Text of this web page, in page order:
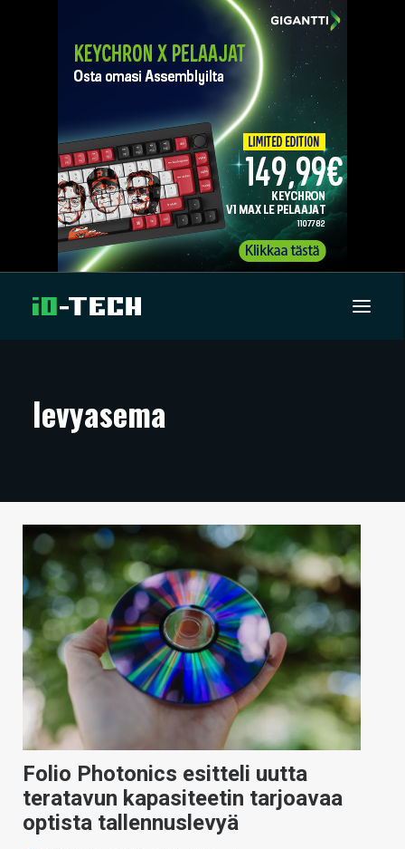
ARTIKKELIT
TECHBBS
TIETOA
HINTA.FI
KAUPPA
VAIHDA TEEMA
HAKU
levyasema
Folio Photonics esitteli uutta
teratavun kapasiteetin tarjoavaa
optista tallennuslevyä